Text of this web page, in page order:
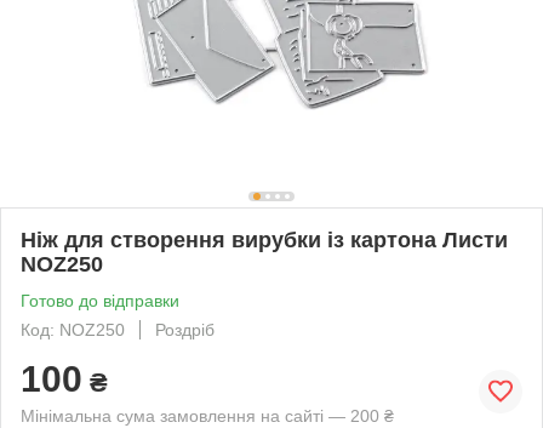
Ніж для створення вирубки із картона Листи
NOZ250
Готово до відправки
Код: NOZ250
Роздріб
100 ₴
Мінімальна сума замовлення на сайті — 200 ₴